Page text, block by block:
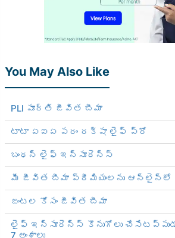
You May Also Like
PLI పూర్తి జీవిత బీమా
టాటా ఏఐఏ పరం రక్షా లైఫ్ ప్రో
బంధన్ లైఫ్ ఇన్సూరెన్స్
మీ జీవిత బీమా ప్రీమియంలను ఆన్‌లైన్‌లో
జంటల కోసం జీవిత బీమా
లైఫ్ ఇన్సూరెన్స్ కొనుగోలు
7 అంశాలు